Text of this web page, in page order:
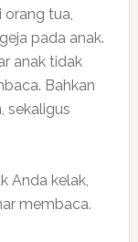
orang tua,
pada anak.
anak tidak
Bahkan
sekaligus
Anda kelak,
membaca.